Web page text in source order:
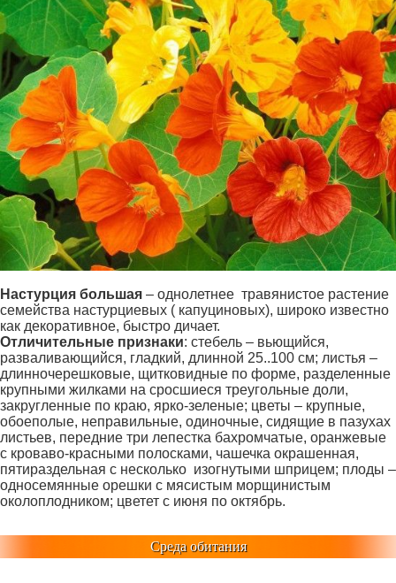
Настурция большая – однолетнее травянистое растение
семейства настурциевых ( капуциновых), широко известно
как декоративное, быстро дичает.
Отличительные признаки: стебель – вьющийся,
разваливающийся, гладкий, длинной 25..100 см; листья –
длинночерешковые, щитковидные по форме, разделенные
крупными жилками на сросшиеся треугольные доли,
закругленные по краю, ярко-зеленые; цветы – крупные,
обоеполые, неправильные, одиночные, сидящие в пазухах
листьев, передние три лепестка бахромчатые, оранжевые
с кроваво-красными полосками, чашечка окрашенная,
пятираздельная с несколько изогнутыми шприцем; плоды –
односемянные орешки с мясистым морщинистым
околоплодником; цветет с июня по октябрь.
Среда обитания